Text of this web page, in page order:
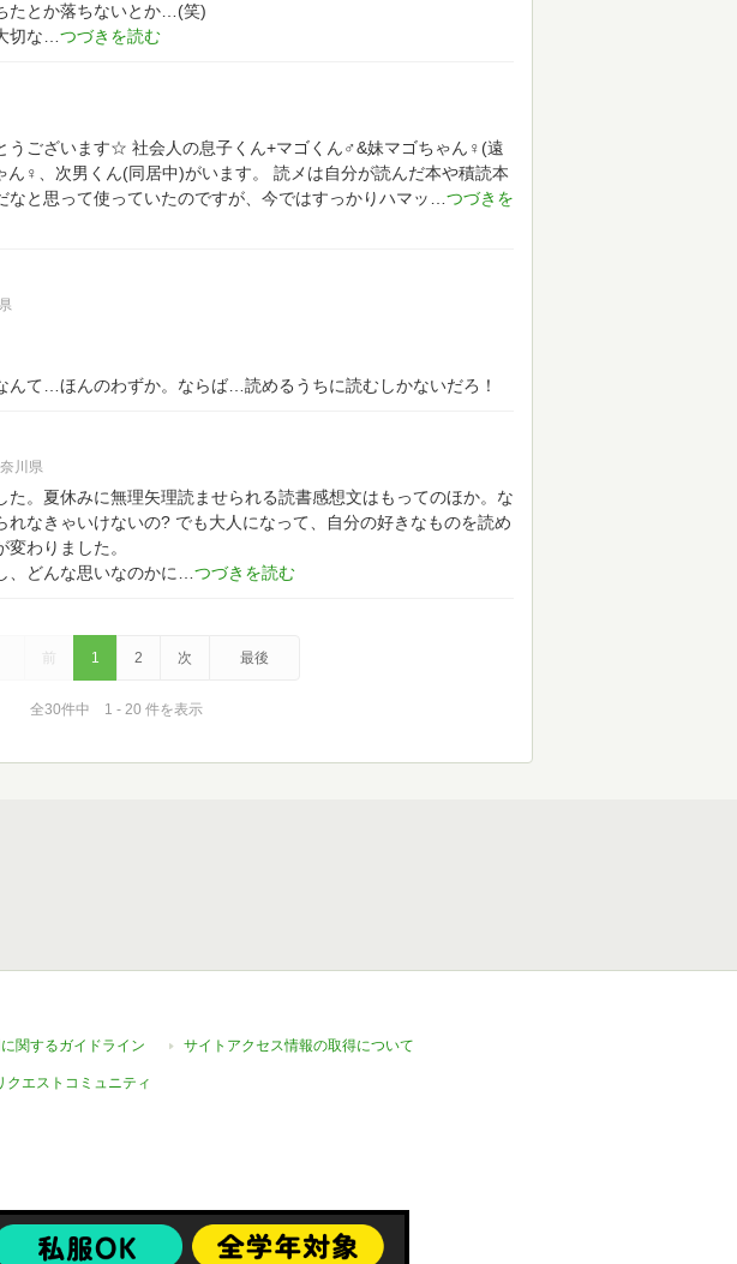
たとか落ちないとか…(笑)
切な
うございます☆ 社会人の息子くん+マゴくん♂&妹マゴちゃん♀(遠
♀、次男くん(同居中)がいます。
読メは自分が読んだ本や積読本
なと思って使っていたのですが、今ではすっかりハマッ
んて…ほんのわずか。ならば…読めるうちに読むしかないだろ！
川県
た。夏休みに無理矢理読ませられる読書感想文はもってのほか。な
れなきゃいけないの? でも大人になって、自分の好きなものを読め
わりました。
、どんな思いなのかに
前 1 2 次 最後
全30件中 1 - 20 件を表示
関するガイドライン サイトアクセス情報の取得について
クエストコミュニティ